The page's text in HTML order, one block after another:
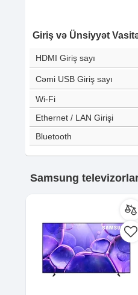
Giriş və Ünsiyyət
HDMI Giriş sayı
Cəmi USB Giriş sayı
Wi-Fi
Ethernet / LAN Girişi
Bluetooth
Samsung